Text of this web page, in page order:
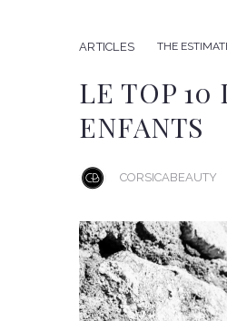
ARTICLES THE
LE TOP 10
ENFANTS
CORSICABEAUTY